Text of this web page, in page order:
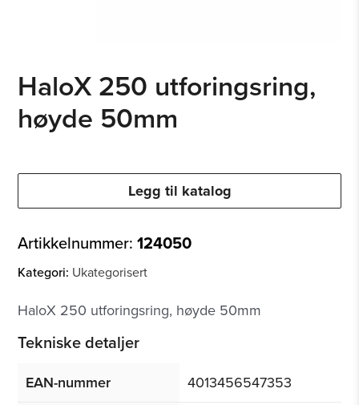
HaloX 250 utforingsring,
høyde 50mm
Legg til katalog
Artikkelnummer:124050
Kategori: Ukategorisert
HaloX 250 utforingsring, høyde 50mm
Tekniske detaljer
EAN-nummer
4013456547353